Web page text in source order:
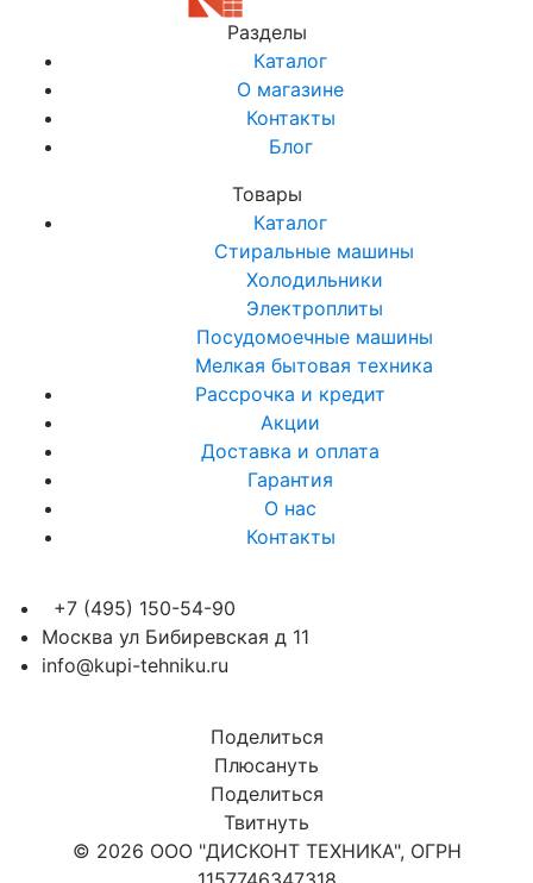
Разделы
Каталог
О магазине
Контакты
Блог
Товары
Каталог
Стиральные машины
Холодильники
Электроплиты
Посудомоечные машины
Мелкая бытовая техника
Рассрочка и кредит
Акции
Доставка и оплата
Гарантия
О нас
Контакты
+7 (495) 150-54-90
Москва ул Бибиревская д 11
info@kupi-tehniku.ru
Поделиться
Плюсануть
Поделиться
Твитнуть
© 2026 ООО "ДИСКОНТ ТЕХНИКА", ОГРН